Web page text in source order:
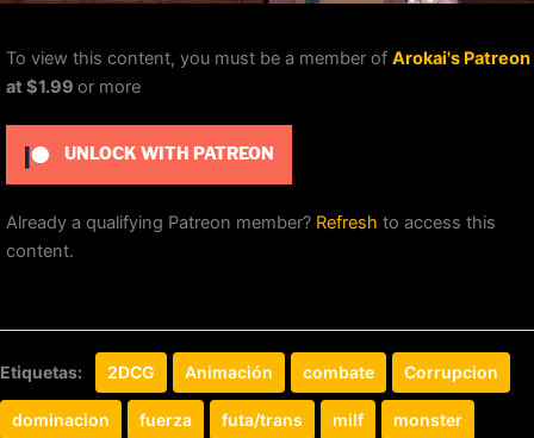
To view this content, you must be a member of Arokai's Patreon
at $1.99 or more
UNLOCK WITH PATREON
Already a qualifying Patreon member? Refresh to access this
content.
Etiquetas: 2DCG Animación combate Corrupcion
dominacion fuerza futa/trans milf monster